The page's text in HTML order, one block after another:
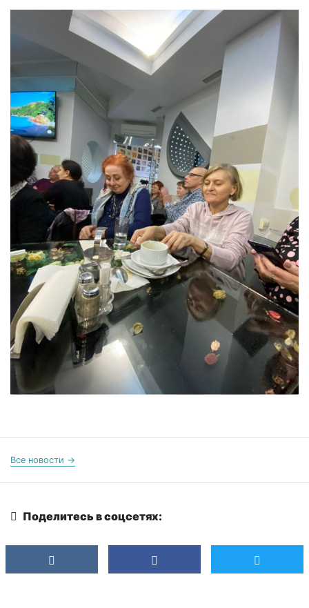
Все новости →
Поделитесь в соцсетях: